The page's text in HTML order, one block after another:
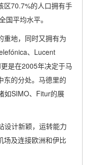
区70.7%的人口拥有手
国平均水平。
重地，同时又拥有为
、Lucent
是在2005年决定于马
东的分处。马德里的
如SIMO、Fitur的展
设计新颖，运转能力
场及连接欧洲和伊比